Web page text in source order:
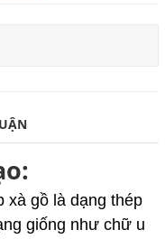
xà gồlà dạng thép
giống như chữ u